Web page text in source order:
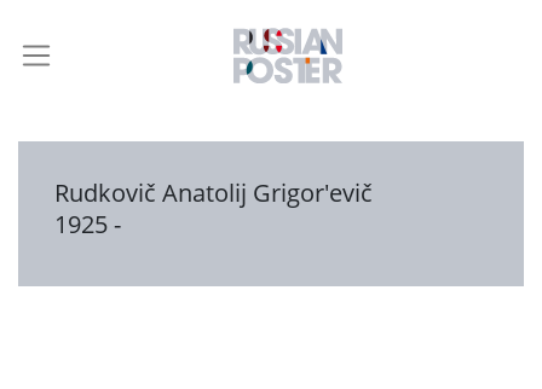
Rudkovič Anatolij Grigor'evič
1925 -